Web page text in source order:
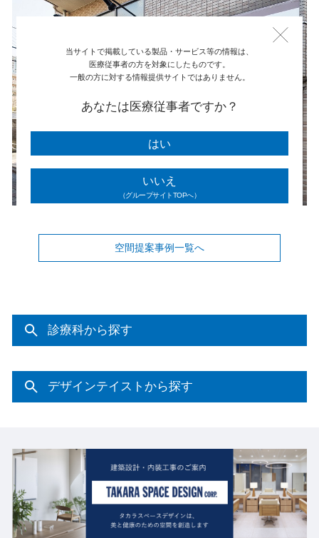
当サイトで掲載している製品・サービス等の情報は、
医療従事者の方を対象にしたものです。
一般の方に対する情報提供サイトではありません。
あなたは医療従事者ですか？
はい
いいえ
（グループサイトTOPへ）
空間提案事例一覧へ
診療科から探す
デザインテイストから探す